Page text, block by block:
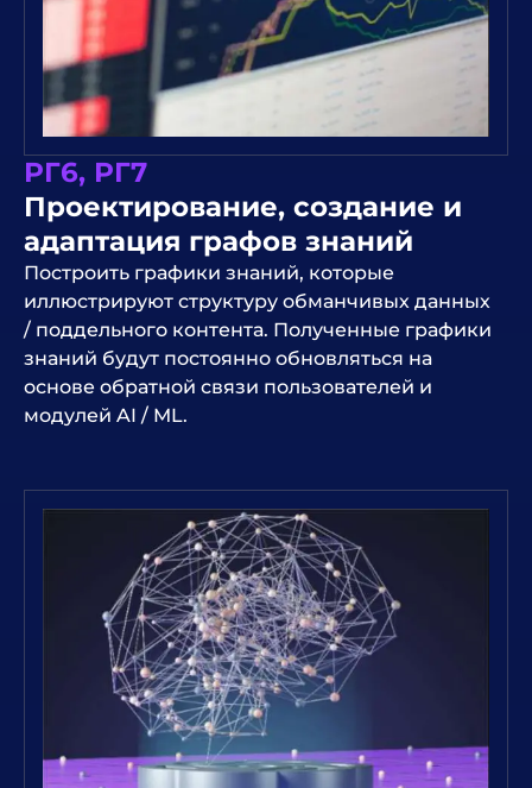
РГ6, РГ7
Проектирование, создание и
адаптация графов знаний
Построить графики знаний, которые
иллюстрируют структуру обманчивых данных
/ поддельного контента. Полученные графики
знаний будут постоянно обновляться на
основе обратной связи пользователей и
модулей AI / ML.